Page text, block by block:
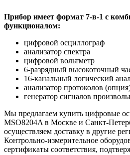
Прибор имеет формат 7-в-1 с
функционалом:
цифровой осциллограф
анализатор спектра
цифровой вольтметр
6-разрядный высокоточный
16-канальный логический
анализатор протоколов
генератор сигналов
Мы предлагаем купить цифровые
MSO8204A в Москве и Санкт-
осуществляем доставку в другие
Контрольно-измерительное
сертификаты соответствия,